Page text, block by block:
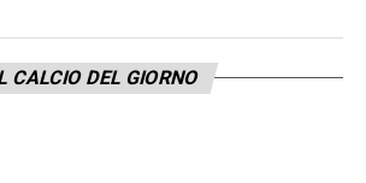
nel sistema arbitrale in
CALCIO DEL GIORNO